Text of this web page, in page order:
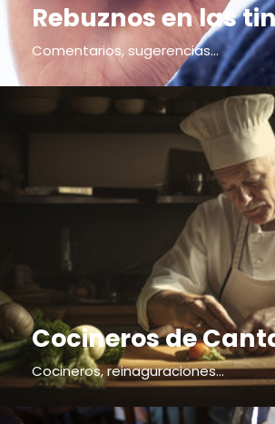
Rebuznos en las
Comentarios, sugerencias...
Cocineros de
Cocineros, reinaguraciones...